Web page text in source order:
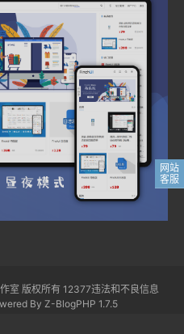
室 版权所有 12377违法和不良信息
By Z-BlogPHP 1.7.5